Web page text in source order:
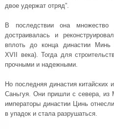
двое удержат отряд”.
В последствии она множество
достраивалась и
вплоть до конца династии Минь
XVII века). Тогда для
прочными и надежными.
Но последняя династия
Саньгуя. Они пришли с севера, из
императоры династии Цинь
в упадок и стала разрушаться.